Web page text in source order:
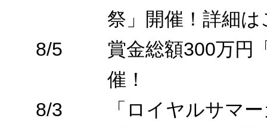
祭」開催！詳細は
8/5
賞金総額300万円
催！
8/3
「ロイヤルサマ